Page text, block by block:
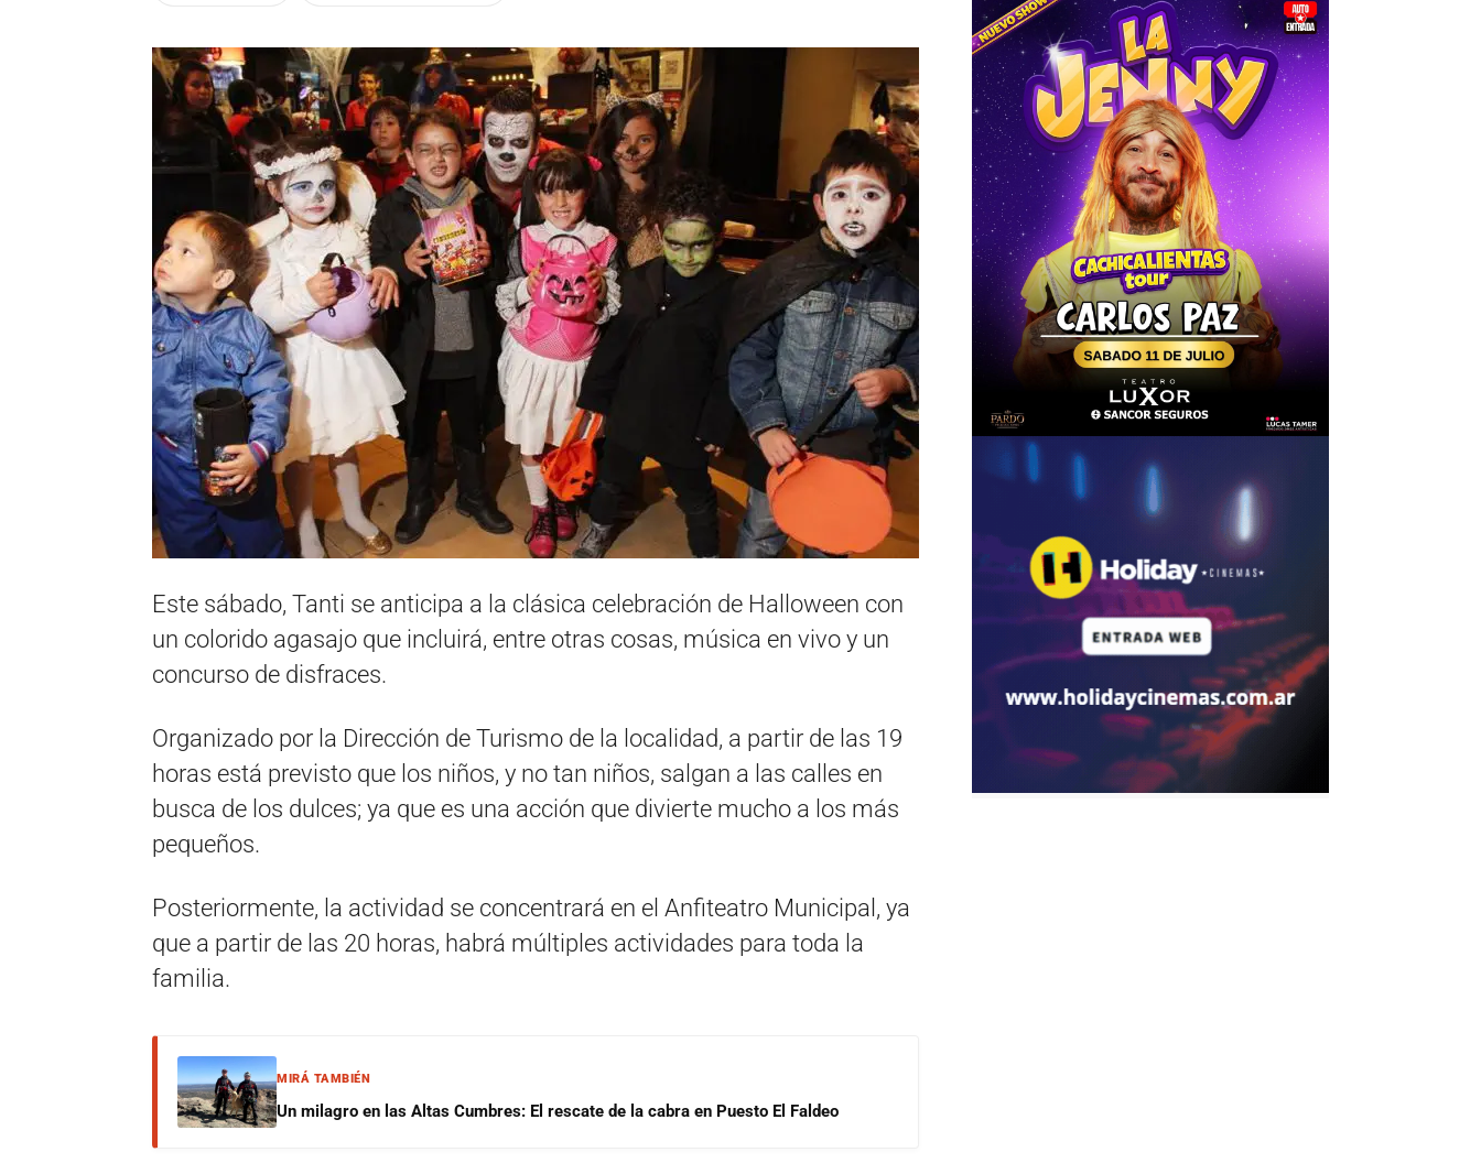
Este sábado, Tanti se anticipa a la clásica celebración de Halloween con
un colorido agasajo que incluirá, entre otras cosas, música en vivo y un
concurso de disfraces.
Organizado por la Dirección de Turismo de la localidad, a partir de las 19
horas está previsto que los niños, y no tan niños, salgan a las calles en
busca de los dulces; ya que es una acción que divierte mucho a los más
pequeños.
Posteriormente, la actividad se concentrará en el Anfiteatro Municipal, ya
que a partir de las 20 horas, habrá múltiples actividades para toda la
familia.
MIRÁ TAMBIÉN
Un milagro en las Altas Cumbres: El rescate de la cabra en Puesto El Faldeo